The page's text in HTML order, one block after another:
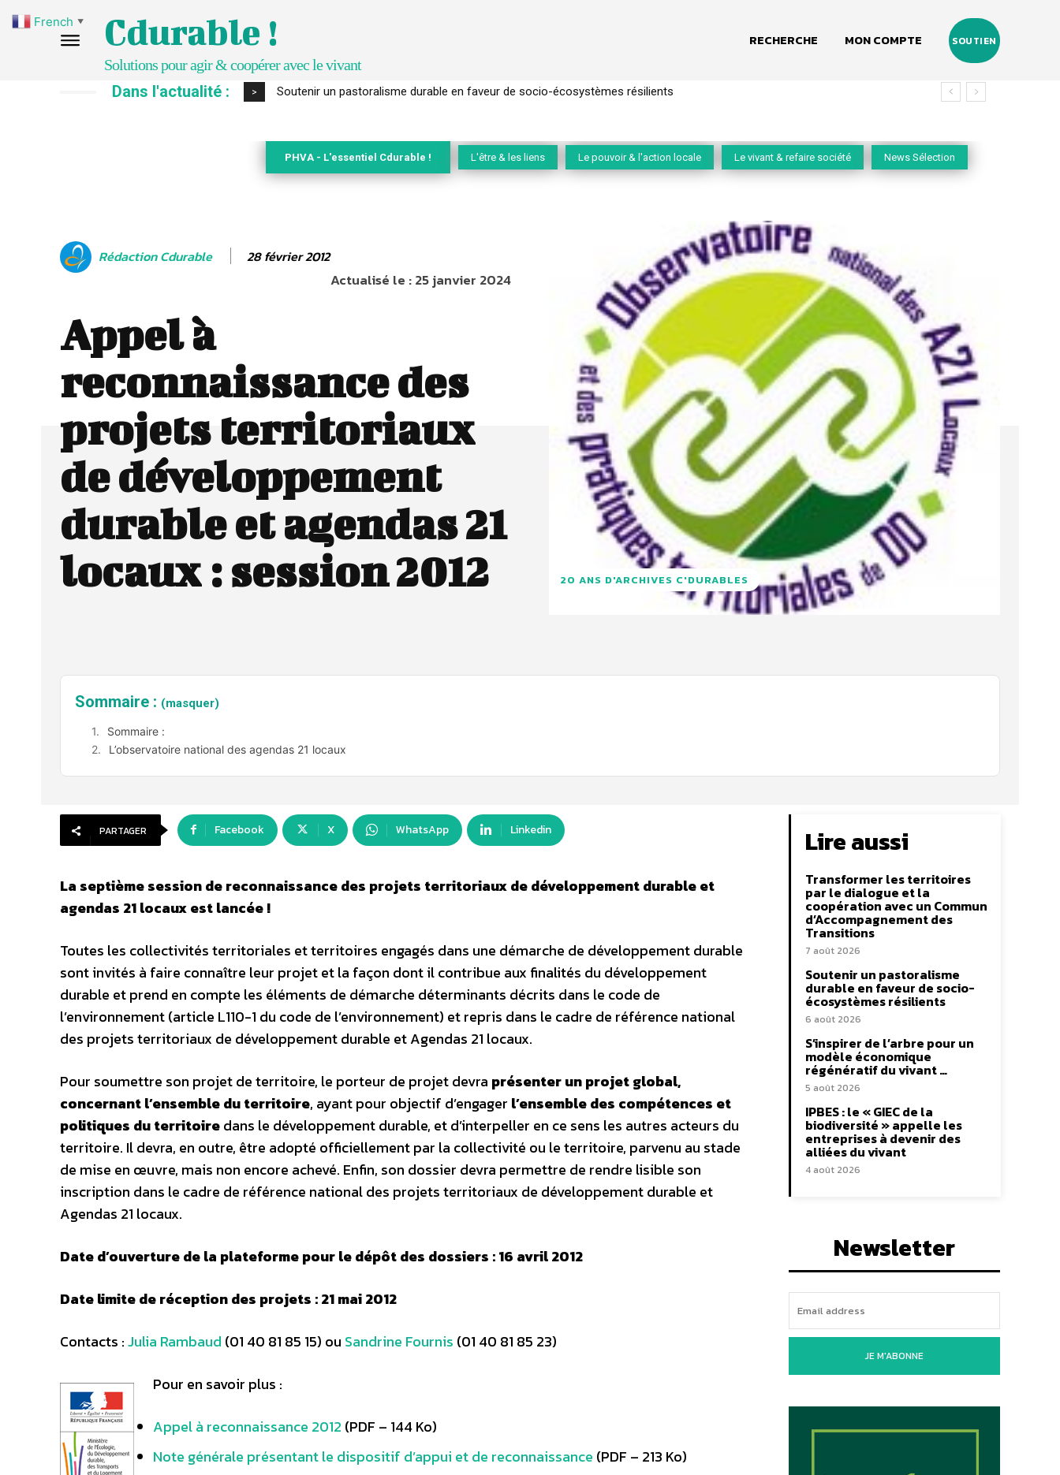
Cdurable !
Solutions pour agir & coopérer avec le vivant
RECHERCHE MON COMPTE SOUTIEN
Dans l'actualité : > S’inspirer de l’arbre pour un modèle économique régénératif du vivant …
PHVA - L'essentiel Cdurable ! L'être & les liens Le pouvoir & l'action locale Le vivant & refaire société News Sélection
Rédaction Cdurable 28 février 2012
Actualisé le :25 janvier 2024
Appel à
reconnaissance des
projets territoriaux
de développement
durable et agendas 21
locaux : session 2012
20 ANS D'ARCHIVES C'DURABLES
Sommaire : (masquer)
Sommaire :
L’observatoire national des agendas 21 locaux
PARTAGER Facebook X WhatsApp Linkedin
La septième session de reconnaissance des projets territoriaux de développement durable et
agendas 21 locaux est lancée !
Toutes les collectivités territoriales et territoires engagés dans une démarche de développement durable
sont invités à faire connaître leur projet et la façon dont il contribue aux finalités du développement
durable et prend en compte les éléments de démarche déterminants décrits dans le code de
l’environnement (article L110-1 du code de l’environnement) et repris dans le cadre de référence national
des projets territoriaux de développement durable et Agendas 21 locaux.
Pour soumettre son projet de territoire, le porteur de projet devra présenter un projet global,
concernant l’ensemble du territoire, ayant pour objectif d’engager l’ensemble des compétences et
politiques du territoiredans le développement durable, et d’interpeller en ce sens les autres acteurs du
territoire. Il devra, en outre, être adopté officiellement par la collectivité ou le territoire, parvenu au stade
de mise en œuvre, mais non encore achevé. Enfin, son dossier devra permettre de rendre lisible son
inscription dans le cadre de référence national des projets territoriaux de développement durable et
Agendas 21 locaux.
Date d’ouverture de la plateforme pour le dépôt des dossiers : 16 avril 2012
Date limite de réception des projets : 21 mai 2012
Contacts :Julia Rambaud (01 40 81 85 15) ou Sandrine Fournis (01 40 81 85 23)
Pour en savoir plus :
Appel à reconnaissance 2012 (PDF – 144 Ko)
Note générale présentant le dispositif d’appui et de reconnaissance (PDF – 213 Ko)
Lire aussi
Transformer les territoires
par le dialogue et la
coopération avec un Commun
d’Accompagnement des
Transitions
7 août 2026
Soutenir un pastoralisme
durable en faveur de socio-
écosystèmes résilients
6 août 2026
S’inspirer de l’arbre pour un
modèle économique
régénératif du vivant …
5 août 2026
IPBES : le « GIEC de la
biodiversité » appelle les
entreprises à devenir des
alliées du vivant
4 août 2026
Newsletter
JE M'ABONNE
French ▼